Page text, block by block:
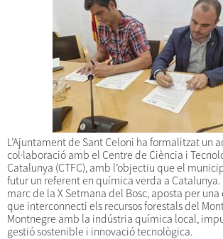
L’Ajuntament de Sant Celoni ha formalitzat un
col·laboració amb el Centre de Ciència i
Catalunya (CTFC), amb l’objectiu que el
futur un referent en química verda a Catalunya.
marc de la X Setmana del Bosc, aposta per
que interconnecti els recursos forestals del
Montnegre amb la indústria química local,
gestió sostenible i innovació tecnològica.